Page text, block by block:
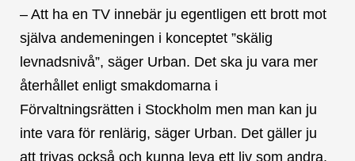
– Att ha en TV innebär ju egentligen ett brott mot
själva andemeningen i konceptet ”skälig
levnadsnivå”, säger Urban. Det ska ju vara mer
återhållet enligt smakdomarna i
Förvaltningsrätten i Stockholm men man kan ju
inte vara för renlärig, säger Urban. Det gäller ju
att trivas också och kunna leva ett liv som andra.